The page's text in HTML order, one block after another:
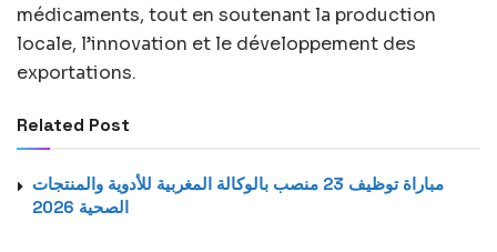
médicaments, tout en soutenant la production
locale, l’innovation et le développement des
exportations.
Related Post
مباراة توظيف 23 منصب بالوكالة المغربية للأدوية والمنتجات
الصحية 2026